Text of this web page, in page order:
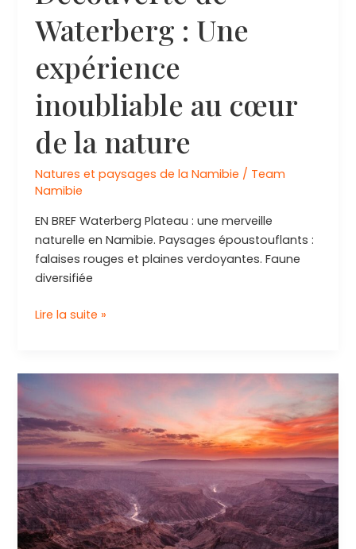
Waterberg : Une
expérience
inoubliable au cœur
de la nature
Natures et paysages de la Namibie / Team
Namibie
EN BREF Waterberg Plateau : une merveille
naturelle en Namibie. Paysages époustouflants :
falaises rouges et plaines verdoyantes. Faune
diversifiée
Découverte
:
expérience
inoubliable
au
cœur
de
la
nature
Lire la suite »